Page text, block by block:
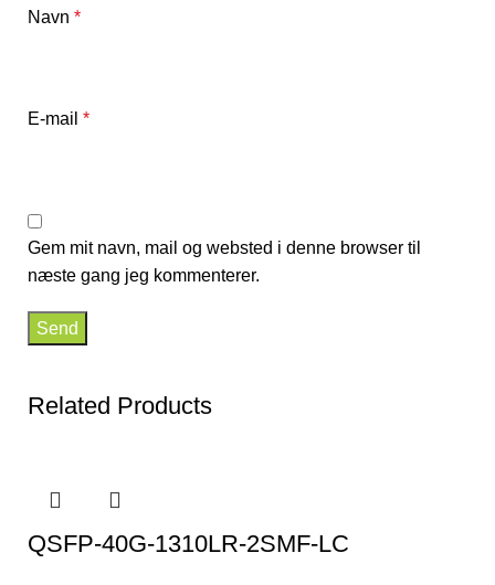
Navn *
E-mail *
Gem mit navn, mail og websted i denne browser til
næste gang jeg kommenterer.
Related Products
QSFP-40G-1310LR-2SMF-LC